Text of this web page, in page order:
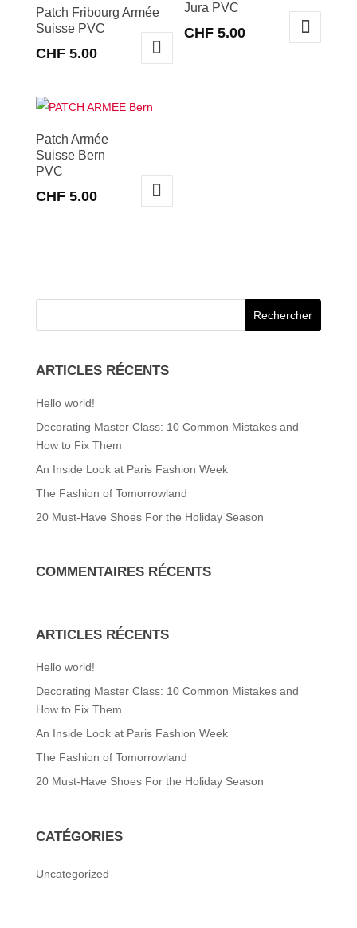
Patch Fribourg Armée
Suisse PVC
CHF5.00
Jura PVC
CHF 5.00
Patch Armée
Suisse Bern
PVC
CHF5.00
ARTICLES RÉCENTS
Hello world!
Decorating Master Class: 10 Common Mistakes and
How to Fix Them
An Inside Look at Paris Fashion Week
The Fashion of Tomorrowland
20 Must-Have Shoes For the Holiday Season
COMMENTAIRES RÉCENTS
ARTICLES RÉCENTS
Hello world!
Decorating Master Class: 10 Common Mistakes and
How to Fix Them
An Inside Look at Paris Fashion Week
The Fashion of Tomorrowland
20 Must-Have Shoes For the Holiday Season
CATÉGORIES
Uncategorized